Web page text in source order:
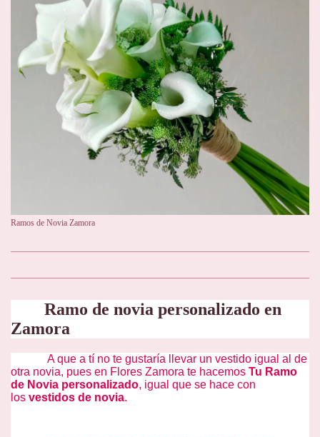
Ramos de Novia Zamora
Ramo de novia personalizado en
Zamora
A que a tí no te gustaría llevar un vestido igual al de
otra novia, pues en Flores Zamora te hacemos Tu Ramo
de Novia personalizado, igual que se hace con
los vestidos de novia.